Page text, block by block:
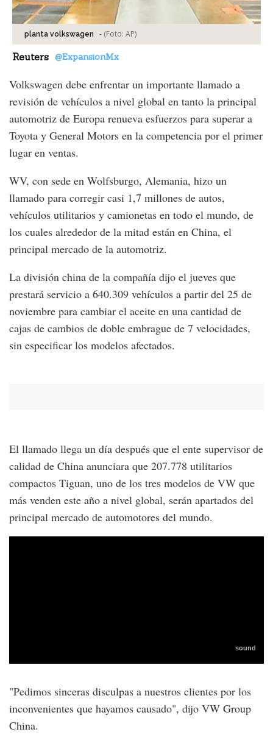
planta volkswagen - (Foto: AP)
Reuters @ExpansionMx
Volkswagen debe enfrentar un importante llamado a
revisión de vehículos a nivel global en tanto la principal
automotriz de Europa renueva esfuerzos para superar a
Toyota y General Motors en la competencia por el primer
lugar en ventas.
WV, con sede en Wolfsburgo, Alemania, hizo un
llamado para corregir casi 1,7 millones de autos,
vehículos utilitarios y camionetas en todo el mundo, de
los cuales alrededor de la mitad están en China, el
principal mercado de la automotriz.
La división china de la compañía dijo el jueves que
prestará servicio a 640.309 vehículos a partir del 25 de
noviembre para cambiar el aceite en una cantidad de
cajas de cambios de doble embrague de 7 velocidades,
sin especificar los modelos afectados.
El llamado llega un día después que el ente supervisor de
calidad de China anunciara que 207.778 utilitarios
compactos Tiguan, uno de los tres modelos de VW que
más venden este año a nivel global, serán apartados del
principal mercado de automotores del mundo.
"Pedimos sinceras disculpas a nuestros clientes por los
inconvenientes que hayamos causado", dijo VW Group
China.